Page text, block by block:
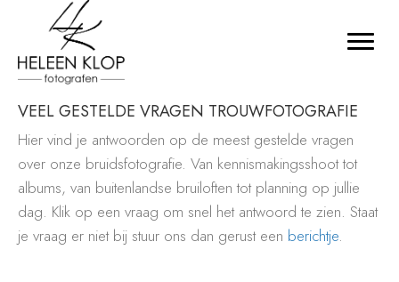
VEEL GESTELDE VRAGEN TROUWFOTOGRAFIE
Hier vind je antwoorden op de meest gestelde vragen
over onze bruidsfotografie. Van kennismakingsshoot tot
albums, van buitenlandse bruiloften tot planning op jullie
dag. Klik op een vraag om snel het antwoord te zien. Staat
je vraag er niet bij stuur ons dan gerust een berichtje.